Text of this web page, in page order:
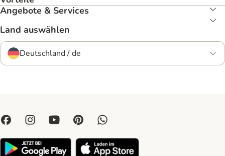
Angebote & Services
Land auswählen
Deutschland / de